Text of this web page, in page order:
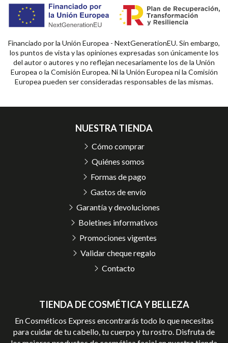
Financiado por la Unión Europea - NextGenerationEU. Sin embargo,
los puntos de vista y las opiniones expresadas son únicamente los
del autor o autores y no reflejan necesariamente los de la Unión
Europea o la Comisión Europea. Ni la Unión Europea ni la Comisión
Europea pueden ser consideradas responsables de las mismas.
TIENDA DE COSMÉTICA Y BELLEZA
En Cosméticos Express encontrarás todo lo que necesitas
para cuidar de tu cabello, tu cuerpo y tu rostro. Disfruta de
NUESTRA TIENDA
Cómo comprar
Quiénes somos
Formas de pago
Gastos de envío
Garantía y devoluciones
Boletines informativos
Promociones vigentes
Validar cheque regalo
Contacto